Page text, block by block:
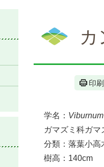
カ
印
学名：
ガマズミ科ガマ
分類：落葉小高
樹高：140cm